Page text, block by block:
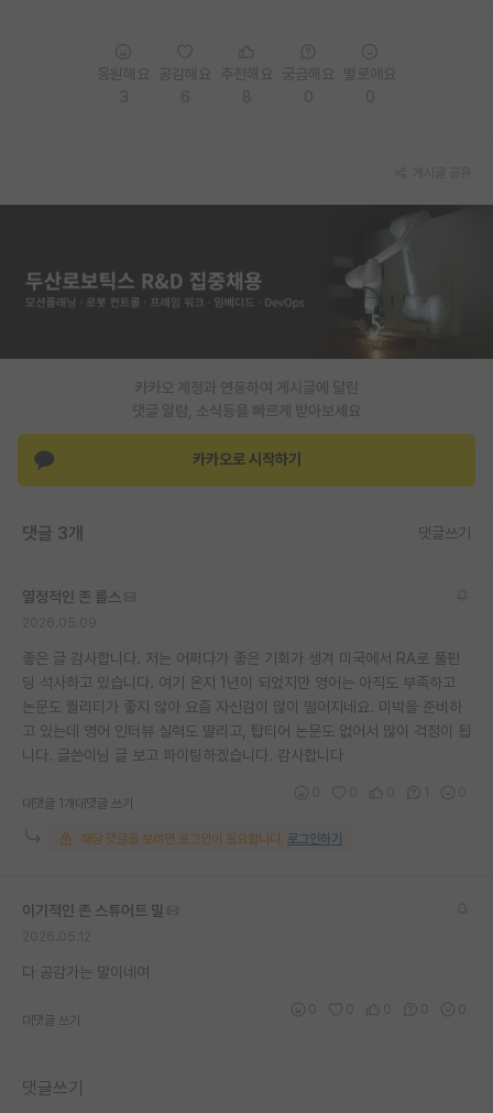
카카오 계정과 연동하여 게시글에 달린
댓글 알람, 소식등을 빠르게 받아보세요
카카오로 시작하기
댓글 3개 댓글쓰기
열정적인 존 롤스
좋은 글 감사합니다. 저는 어쩌다가 좋은 기회가 생겨 미국에서 RA로 풀펀
딩 석사하고 있습니다. 여기 온지 1년이 되었지만 영어는 아직도 부족하고
논문도 퀄리티가 좋지 않아 요즘 자신감이 많이 떨어지네요. 미박을 준비하
고 있는데 영어 인터뷰 실력도 딸리고, 탑티어 논문도 없어서 많이 걱정이 됩
니다. 글쓴이님 글 보고 파이팅하겠습니다. 감사합니다
대댓글 1개 대댓글 쓰기
해당 댓글을 보려면 로그인이 필요합니다. 로그인하기
이기적인 존 스튜어트 밀
다 공감가는 말이네여
대댓글 쓰기
댓글쓰기